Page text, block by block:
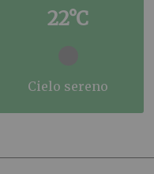
22°C
cielo sereno